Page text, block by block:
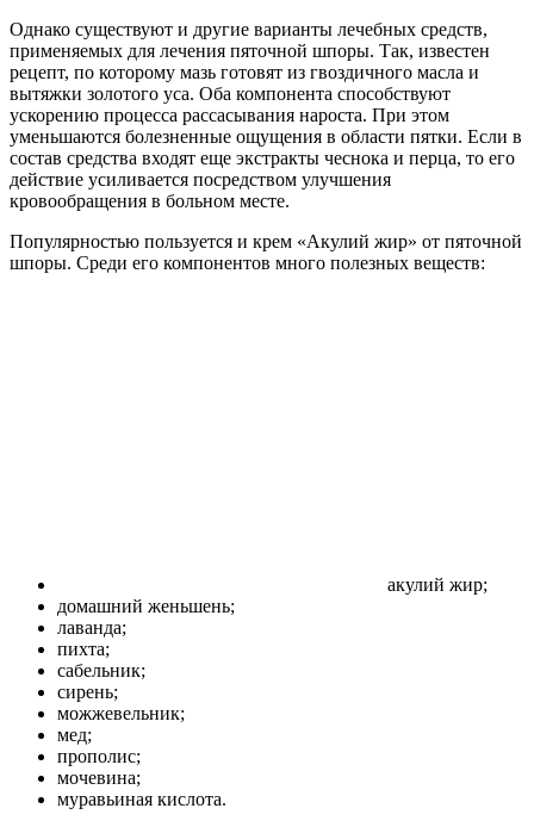
Однако существуют и другие варианты лечебных средств,
применяемых для лечения пяточной шпоры. Так, известен
рецепт, по которому мазь готовят из гвоздичного масла и
вытяжки золотого уса. Оба компонента способствуют
ускорению процесса рассасывания нароста. При этом
уменьшаются болезненные ощущения в области пятки. Если в
состав средства входят еще экстракты чеснока и перца, то его
действие усиливается посредством улучшения
кровообращения в больном месте.
Популярностью пользуется и крем «Акулий жир» от пяточной
шпоры. Среди его компонентов много полезных веществ:
акулий жир;
домашний женьшень;
лаванда;
пихта;
сабельник;
сирень;
можжевельник;
мед;
прополис;
мочевина;
муравьиная кислота.